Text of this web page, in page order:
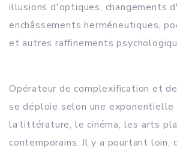
illusions d'optiques, changements
enchâssements herméneutiques,
et autres raffinements
Opérateur de complexification et
se déploie selon une exponentielle
la littérature, le cinéma, les arts
contemporains. Il y a pourtant loin,